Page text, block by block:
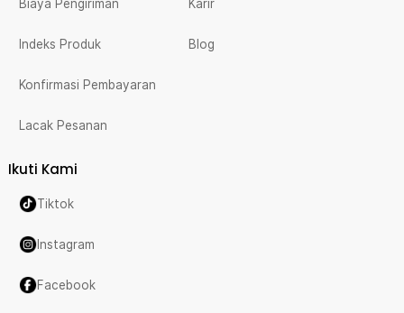
Biaya Pengiriman
Indeks Produk
Konfirmasi Pembayaran
Lacak Pesanan
Karir
Blog
Ikuti Kami
Tiktok
Instagram
Facebook